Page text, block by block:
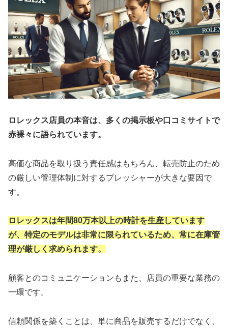
ロレックス店員の本音は、多くの掲示板や口コミサイトで
赤裸々に語られています。
高価な商品を取り扱う責任感はもちろん、転売防止のため
の厳しい管理体制に対するプレッシャーが大きな要因で
す。
ロレックスは年間80万本以上の時計を生産しています
が、特定のモデルは非常に限られているため、常に在庫管
理が厳しく求められます。
顧客とのコミュニケーションもまた、店員の重要な業務の
一環です。
信頼関係を築くことは、単に商品を販売するだけでなく、